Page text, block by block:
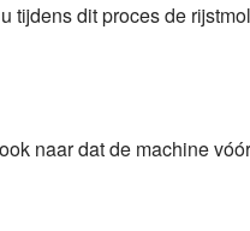
dit proces de
naar dat de machine